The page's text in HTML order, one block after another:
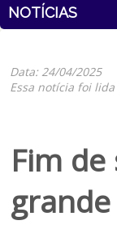
NOTÍCIAS
Data: 24/04/2025
Essa notícia foi lida
Fim